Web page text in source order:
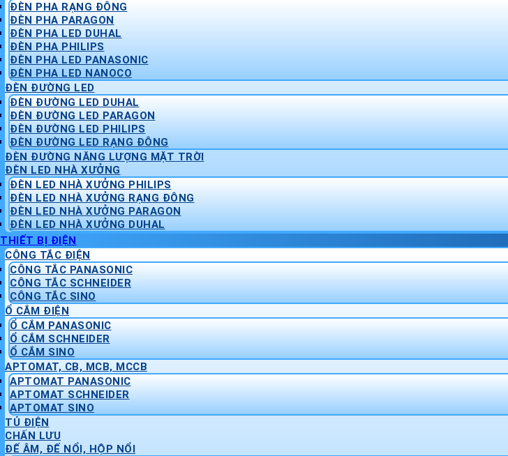
ĐÈN PHA RẠNG ĐÔNG
ĐÈN PHA PARAGON
ĐÈN PHA LED DUHAL
ĐÈN PHA PHILIPS
ĐÈN PHA LED PANASONIC
ĐÈN PHA LED NANOCO
ĐÈN ĐƯỜNG LED
ĐÈN ĐƯỜNG LED DUHAL
ĐÈN ĐƯỜNG LED PARAGON
ĐÈN ĐƯỜNG LED PHILIPS
ĐÈN ĐƯỜNG LED RẠNG ĐÔNG
ĐÈN ĐƯỜNG NĂNG LƯỢNG MẶT TRỜI
ĐÈN LED NHÀ XƯỞNG
ĐÈN LED NHÀ XƯỞNG PHILIPS
ĐÈN LED NHÀ XƯỞNG RẠNG ĐÔNG
ĐÈN LED NHÀ XƯỞNG PARAGON
ĐÈN LED NHÀ XƯỞNG DUHAL
THIẾT BỊ ĐIỆN
CÔNG TẮC ĐIỆN
CÔNG TẮC PANASONIC
CÔNG TẮC SCHNEIDER
CÔNG TẮC SINO
Ổ CẮM ĐIỆN
Ổ CẮM PANASONIC
Ổ CẮM SCHNEIDER
Ổ CẮM SINO
APTOMAT, CB, MCB, MCCB
APTOMAT PANASONIC
APTOMAT SCHNEIDER
APTOMAT SINO
TỦ ĐIỆN
CHẤN LƯU
ĐẾ ÂM, ĐẾ NỔI, HỘP NỔI